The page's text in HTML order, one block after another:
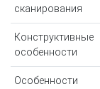
сканирования
Конструктивные
особенности
Особенности